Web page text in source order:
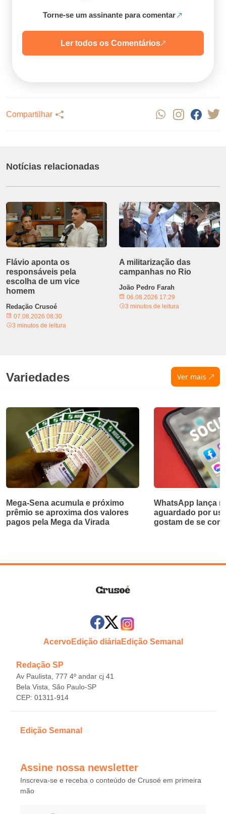
Torne-se um assinante para comentar
Ler todos os Comentários
Compartilhar
Notícias relacionadas
Flávio aponta os
responsáveis pela
escolha de um vice
homem
Redação Crusoé
07.08.2026 08:30
3 minutos de leitura
A militarização das
campanhas no Rio
João Pedro Farah
06.08.2026 17:29
3 minutos de leitura
Variedades Ver mais
Mega-Sena acumula e próximo
prêmio se aproxima dos valores
pagos pela Mega da Virada
WhatsApp lança
aguardado por
gostam de se
AcervoEdição diáriaEdição Semanal
Redação SP
Av Paulista, 777 4º andar cj 41
Bela Vista, São Paulo-SP
CEP: 01311-914
Edição Semanal
Assine nossa newsletter
Inscreva-se e receba o conteúdo de Crusoé em primeira
mão